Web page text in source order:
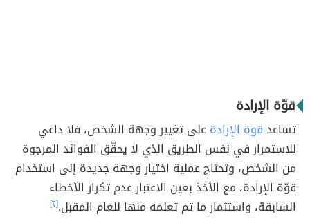
قوّة الإرادة
تساعدقوة الإرادةعلى تغيير وجهة الشخص، فلا داعي
للاستمرار في نفس الطريق الذي لا يحقّق الفوائد المرجوة
من الشخص، وتحتاج عملية اختيار وجهة جديدة إلى استخدام
قوّة الإرادة، مع الأخذ بعين الاعتبار عدم تكرار الأخطاء
السابقة، واستثمار ما تم تعلمه منها للعام المقبل.[٢]